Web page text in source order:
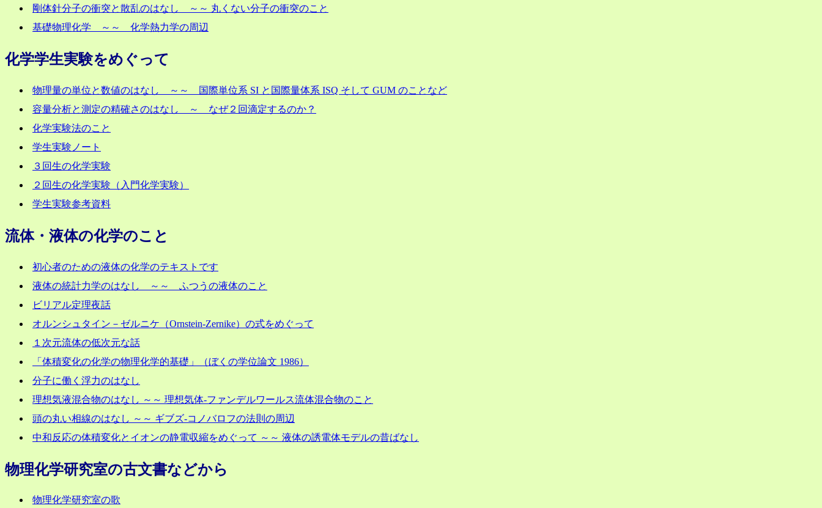
剛体針分子の衝突と散乱のはなし ～～ 丸くない分子の衝突のこと
基礎物理化学 ～～ 化学熱力学の周辺
化学学生実験をめぐって
物理量の単位と数値のはなし ～～ 国際単位系 SI と国際量体系 ISQ そして GUM のことなど
容量分析と測定の精確さのはなし ～ なぜ２回滴定するのか？
化学実験法のこと
学生実験ノート
３回生の化学実験
２回生の化学実験（入門化学実験）
学生実験参考資料
流体・液体の化学のこと
初心者のための液体の化学のテキストです
液体の統計力学のはなし ～～ ふつうの液体のこと
ビリアル定理夜話
オルンシュタイン－ゼルニケ（Ornstein-Zernike）の式をめぐって
１次元流体の低次元な話
「体積変化の化学の物理化学的基礎」（ぼくの学位論文 1986）
分子に働く浮力のはなし
理想気液混合物のはなし ～～ 理想気体-ファンデルワールス流体混合物のこと
頭の丸い相線のはなし ～～ ギブズ-コノバロフの法則の周辺
中和反応の体積変化とイオンの静電収縮をめぐって ～～ 液体の誘電体モデルの昔ばなし
物理化学研究室の古文書などから
物理化学研究室の歌